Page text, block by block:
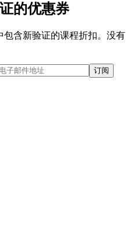
的优惠券
含新验证的课程折扣。没有
订阅